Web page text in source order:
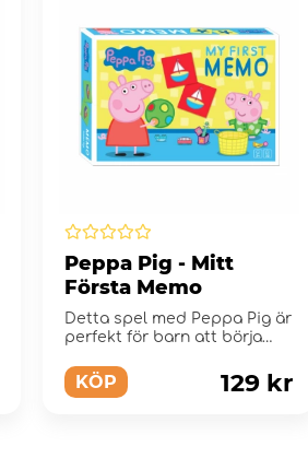
Peppa Pig - Mitt
Första Memo
Detta spel med Peppa Pig är
perfekt för barn att börja
KÖP 129 kr